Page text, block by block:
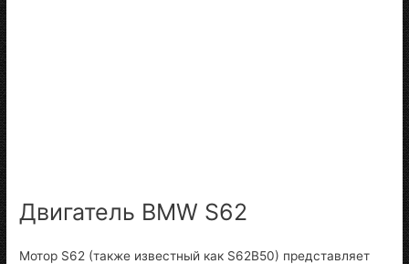
Двигатель BMW S62
Мотор S62 (также известный как S62B50) представляет